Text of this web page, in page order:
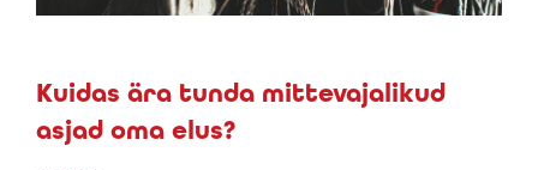
Kuidas ära tunda mittevajalikud
asjad oma elus?